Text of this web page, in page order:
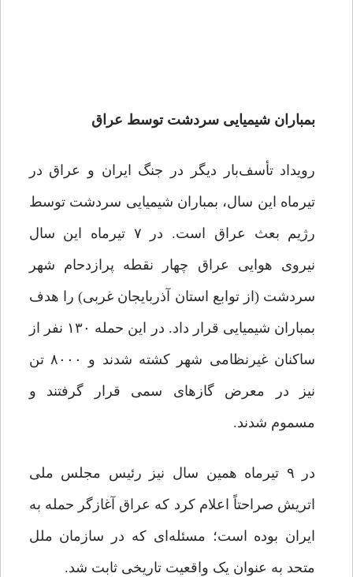
بمباران شیمیایی سردشت توسط عراق
رویداد تأسف‌بار دیگر در جنگ ایران و عراق در
تیرماه این سال، بمباران شیمیایی سردشت توسط
رژیم بعث عراق است. در ۷ تیرماه این سال
نیروی هوایی عراق چهار نقطه پرازدحام شهر
سردشت (از توابع استان آذربایجان غربی) را هدف
بمباران شیمیایی قرار داد. در این حمله ۱۳۰ نفر از
ساکنان غیرنظامی شهر کشته شدند و ۸۰۰۰ تن
نیز در معرض گازهای سمی قرار گرفتند و
مسموم شدند.
در ۹ تیرماه همین سال نیز رئیس مجلس ملی
اتریش صراحتاً اعلام کرد که عراق آغازگر حمله به
ایران بوده است؛ مسئله‌ای که در سازمان ملل
متحد به عنوان یک واقعیت تاریخی ثابت شد.